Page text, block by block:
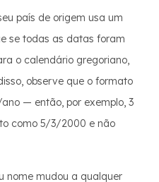
país de origem usa um
se todas as datas foram
o calendário gregoriano,
observe que o formato
— então, por exemplo, 3
como 5/3/2000 e não
nome mudou a qualquer